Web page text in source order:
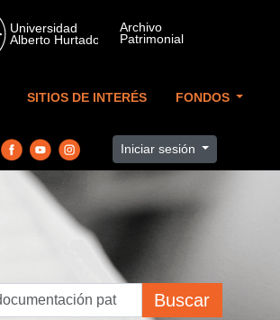
SITIOS DE INTERÉS FONDOS
Iniciar sesión
Buscar